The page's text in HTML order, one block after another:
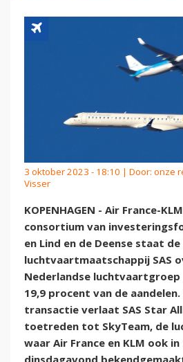
3 oktober 2023 - 18:10 | Door: onze
Visser
KOPENHAGEN - Air France-
consortium van
en Lind en de Deense staat
luchtvaartmaatschappij SAS
Nederlandse
19,9 procent van de
transactie verlaat SAS Star
toetreden tot SkyTeam, de
waar Air France en KLM ook